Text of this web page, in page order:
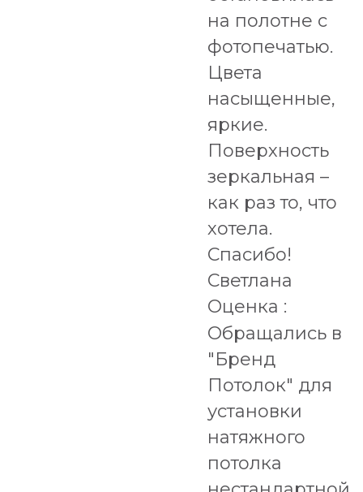
на полотне с
фотопечатью.
Цвета
насыщенные,
яркие.
Поверхность
зеркальная –
как раз то, что
хотела.
Спасибо!
Светлана
Оценка :
Обращались в
"Бренд
Потолок" для
установки
натяжного
потолка